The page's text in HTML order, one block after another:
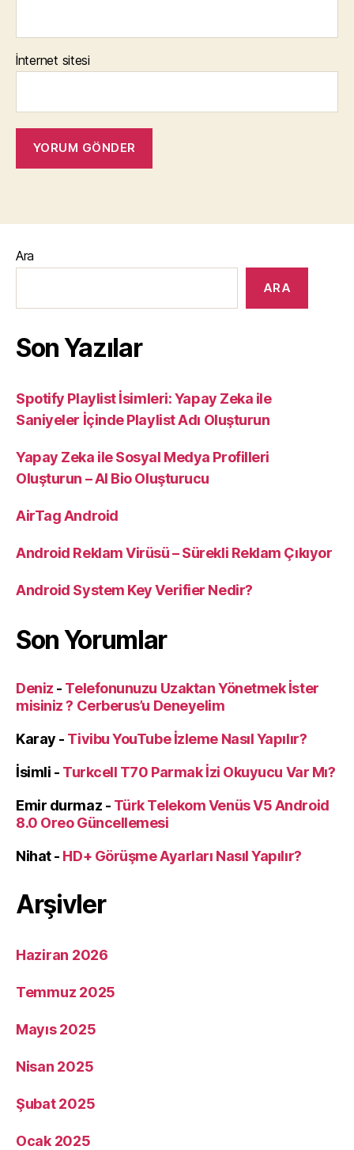
İnternet sitesi
Ara
ARA
Son Yazılar
Spotify Playlist İsimleri: Yapay Zeka ile
Saniyeler İçinde Playlist Adı Oluşturun
Yapay Zeka ile Sosyal Medya Profilleri
Oluşturun – AI Bio Oluşturucu
AirTag Android
Android Reklam Virüsü – Sürekli Reklam Çıkıyor
Android System Key Verifier Nedir?
Son Yorumlar
Deniz - Telefonunuzu Uzaktan Yönetmek İster
misiniz ? Cerberus’u Deneyelim
Karay - Tivibu YouTube İzleme Nasıl Yapılır?
İsimli - Turkcell T70 Parmak İzi Okuyucu Var Mı?
Emir durmaz - Türk Telekom Venüs V5 Android
8.0 Oreo Güncellemesi
Nihat- HD+ Görüşme Ayarları Nasıl Yapılır?
Arşivler
Haziran 2026
Temmuz 2025
Mayıs 2025
Nisan 2025
Şubat 2025
Ocak 2025